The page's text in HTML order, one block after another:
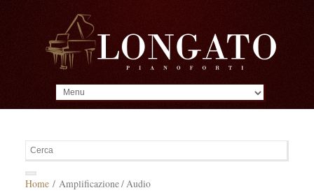
Home/ Amplificazione / Audio